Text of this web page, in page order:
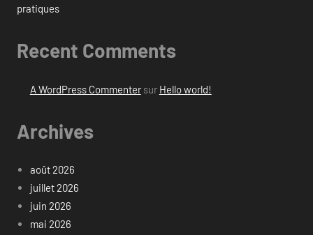
pratiques
Recent Comments
A WordPress Commentersur Hello world!
Archives
août 2026
juillet 2026
juin 2026
mai 2026